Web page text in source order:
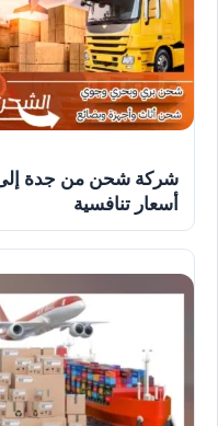
أسعار تنافسية